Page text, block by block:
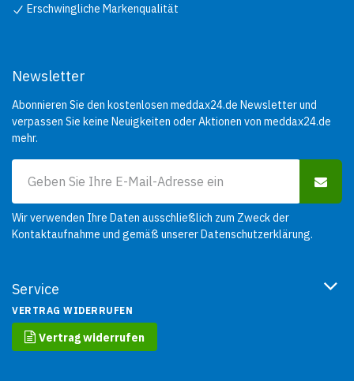
Erschwingliche Markenqualität
Service
VERTRAG WIDERRUFEN
Vertrag widerrufen
Newsletter
Abonnieren Sie den kostenlosen meddax24.de Newsletter und
verpassen Sie keine Neuigkeiten oder Aktionen von meddax24.de
mehr.
Wir verwenden Ihre Daten ausschließlich zum Zweck der
Kontaktaufnahme und gemäß unsererDatenschutzerklärung.